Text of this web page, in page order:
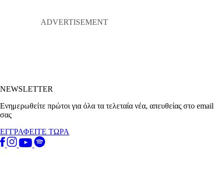
NEWSLETTER
Ενημερωθείτε πρώτοι για όλα τα τελεταία νέα, απευθείας στο email
σας
ΕΓΓΡΑΦΕΙΤΕ ΤΩΡΑ